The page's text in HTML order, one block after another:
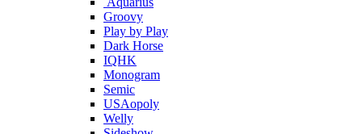
Groovy
Play by Play
Dark Horse
IQHK
Monogram
Semic
USAopoly
Welly